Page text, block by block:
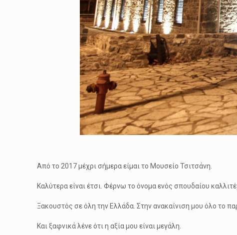
Από το 2017 μέχρι σήμερα είμαι το Μουσείο Τσιτσάνη.
Καλύτερα είναι έτσι. Φέρνω το όνομα ενός σπουδαίου
Ξακουστός σε όλη την Ελλάδα. Στην ανακαίνιση μου όλο το
Και ξαφνικά λένε ότι η αξία μου είναι μεγάλη.